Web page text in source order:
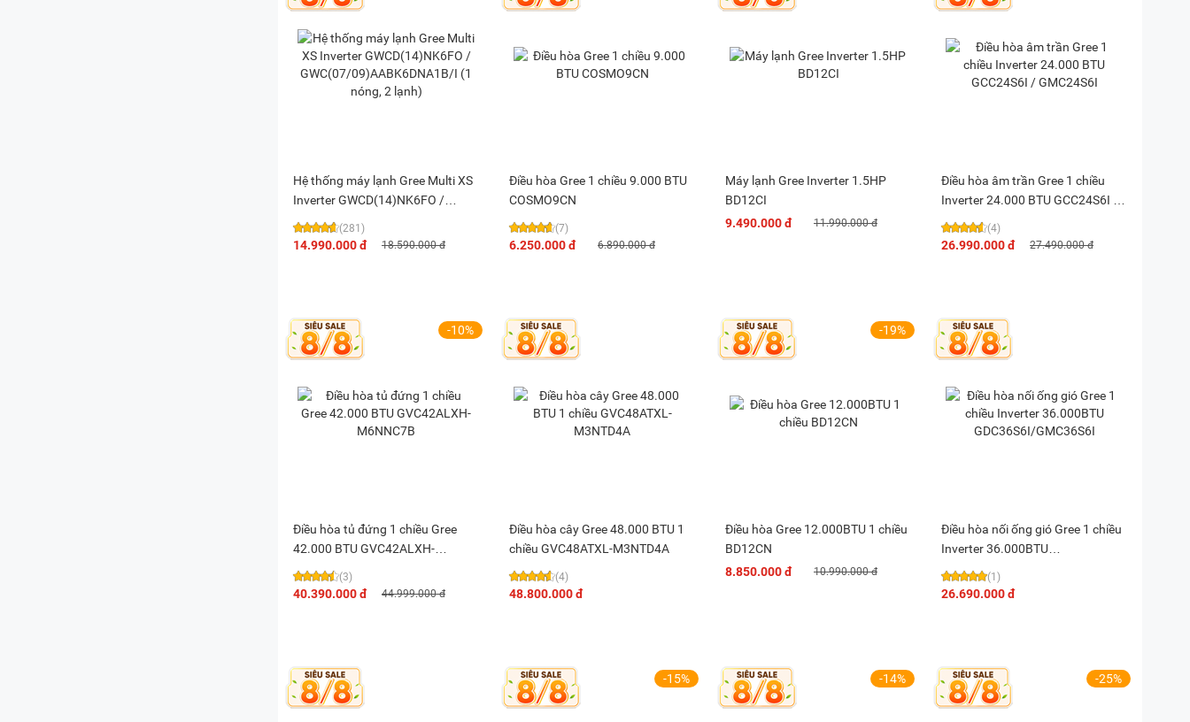
Hệ thống máy lạnh Gree Multi XS
Inverter GWCD(14)NK6FO /
GWC(07/09)AABK6DNA1B/I (1
nóng, 2 lạnh)
(281)
14.990.000 đ 18.590.000 đ
Điều hòa Gree 1 chiều 9.000 BTU
COSMO9CN
(7)
6.250.000 đ 6.890.000 đ
Máy lạnh Gree Inverter 1.5HP
BD12CI
9.490.000 đ
11.990.000 đ
Điều hòa âm trần Gree 1 chiều
Inverter 24.000 BTU GCC24S6I /
GMC24S6I
(4)
26.990.000 đ 27.490.000 đ
-10%
Điều hòa tủ đứng 1 chiều Gree
42.000 BTU GVC42ALXH-
M6NNC7B
(3)
40.390.000 đ 44.999.000 đ
Điều hòa cây Gree 48.000 BTU 1
chiều GVC48ATXL-M3NTD4A
(4)
48.800.000 đ
-19%
Điều hòa Gree 12.000BTU 1 chiều
BD12CN
8.850.000 đ
10.990.000 đ
Điều hòa nối ống gió Gree 1 chiều
Inverter 36.000BTU
GDC36S6I/GMC36S6I
(1)
26.690.000 đ
-15% -14% -25%